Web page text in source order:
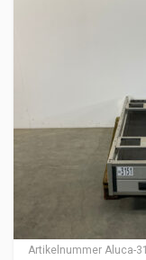
Artikelnummer Aluca-